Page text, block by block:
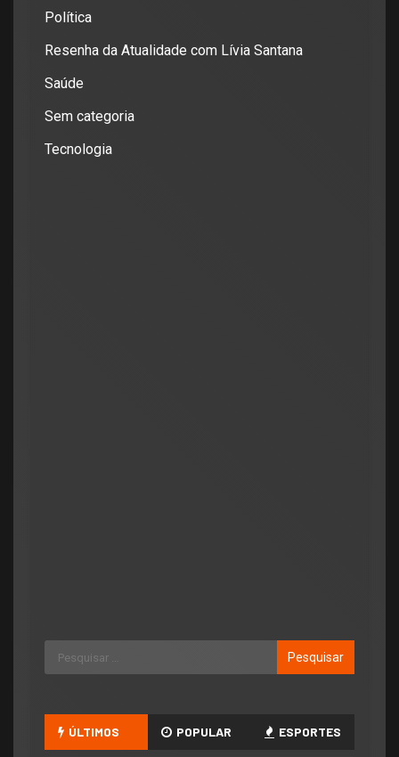
Política
Resenha da Atualidade com Lívia Santana
Saúde
Sem categoria
Tecnologia
ÚLTIMOS POPULAR ESPORTES